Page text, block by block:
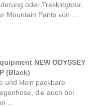
oder Trekkingtour,
Mountain Pants von ...
NEW ODYSSEY
(Black)
und klein packbare
die auch bei
...